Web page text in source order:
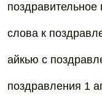
поздравительное
слова к
айкью с
поздравления 1